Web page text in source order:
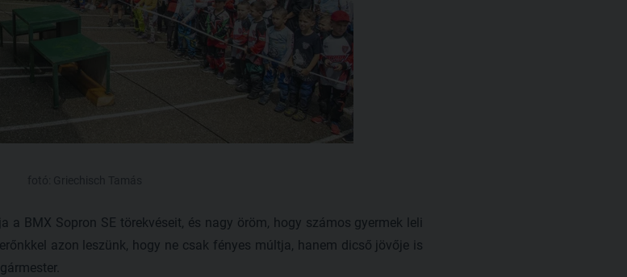
BMX Sopron SE törekvéseit, és nagy öröm, hogy számos gyermek leli
azon leszünk, hogy ne csak fényes múltja, hanem dicső jövője is